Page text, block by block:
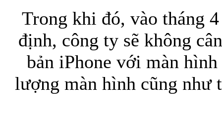
Trong khi đó, vào tháng
định, công ty sẽ không
bản iPhone với màn
lượng màn hình cũng như